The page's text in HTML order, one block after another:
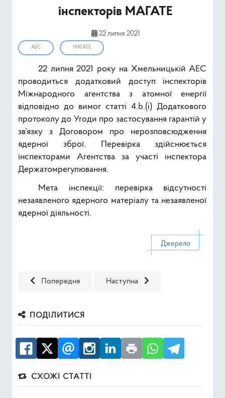
інспекторів МАГАТЕ
22 липня 2021
АЕС МАГАТЕ
22 липня 2021 року на Хмельницькій АЕС
проводиться додатковий доступ інспекторів
Міжнародного агентства з атомної енергії
відповідно до вимог статті 4.b.(i) Додаткового
протоколу до Угоди про застосування гарантій у
зв’язку з Договором про нерозповсюдження
ядерної зброї. Перевірка здійснюється
інспекторами Агентства за участі інспектора
Держатомрегулювання.
Мета інспекції: перевірка відсутності
незаявленого ядерного матеріалу та незаявленої
ядерної діяльності.
Попередня стаття: Нова система класифікації
Попередня Наступна стаття: На
Наступна
Джерело
ПОДІЛИТИСЯ
СХОЖІ СТАТТІ